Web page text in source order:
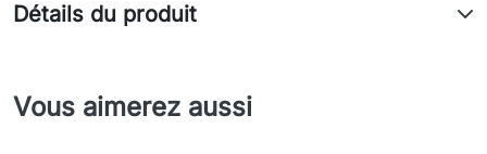
Détails du produit
Vous aimerez aussi